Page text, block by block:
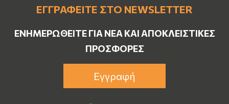
ΕΓΓΡΑΦΕΊΤΕ ΣΤΟ NEWSLETTER
ΕΝΗΜΕΡΩΘΕΊΤΕ ΓΙΑ ΝΈΑ ΚΑΙ ΑΠΟΚΛΕΙΣΤΙΚΈΣ
ΠΡΟΣΦΟΡΈΣ
Εγγραφή